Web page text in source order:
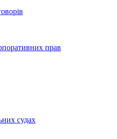
прав
судах